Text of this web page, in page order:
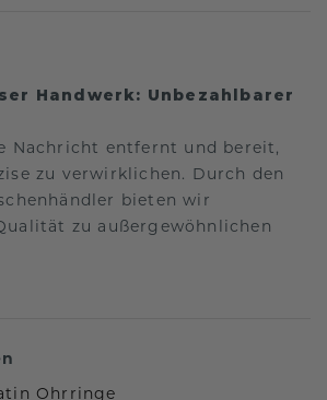
Handwerk: Unbezahlbarer
Nachricht entfernt und bereit,
zu verwirklichen. Durch den
bieten wir
zu außergewöhnlichen
Ohrringe